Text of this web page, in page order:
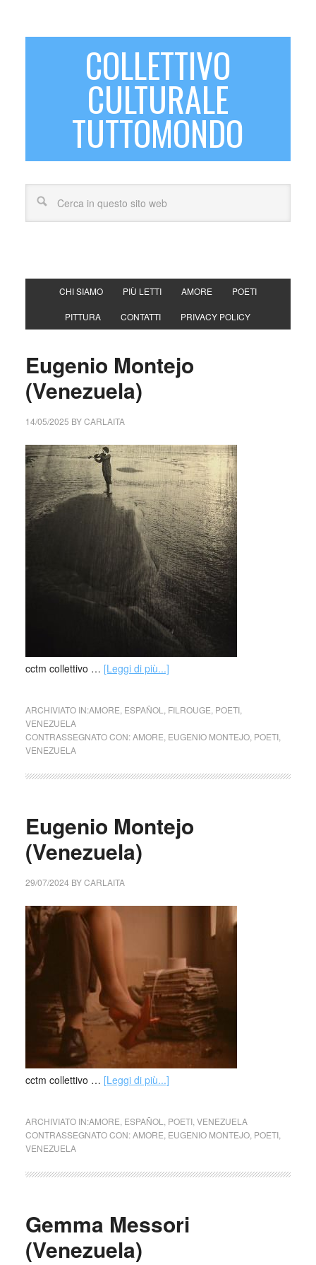
COLLETTIVO
CULTURALE
TUTTOMONDO
CHI SIAMO PIÙ LETTI AMORE POETI
PITTURA CONTATTI PRIVACY POLICY
Eugenio Montejo
(Venezuela)
14/05/2025 BYCARLAITA
cctm collettivo … [Leggi di più...]
ARCHIVIATO IN:AMORE ESPAÑOL FILROUGE POETI,
VENEZUELA
CONTRASSEGNATO CON:AMORE EUGENIO MONTEJO, POETI,
VENEZUELA
Eugenio Montejo
(Venezuela)
29/07/2024 BYCARLAITA
cctm collettivo … [Leggi di più...]
ARCHIVIATO IN:AMORE ESPAÑOL POETI, VENEZUELA
CONTRASSEGNATO CON:AMORE EUGENIO MONTEJO, POETI,
VENEZUELA
Gemma Messori
(Venezuela)